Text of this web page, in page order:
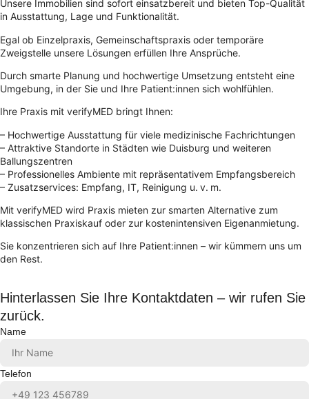
Unsere Immobilien sind sofort einsatzbereit und bieten Top-Qualität
in Ausstattung, Lage und Funktionalität.
Egal ob Einzelpraxis, Gemeinschaftspraxis oder temporäre
Zweigstelle unsere Lösungen erfüllen Ihre Ansprüche.
Durch smarte Planung und hochwertige Umsetzung entsteht eine
Umgebung, in der Sie und Ihre Patient:innen sich wohlfühlen.
Ihre Praxis mit verifyMED bringt Ihnen:
– Hochwertige Ausstattung für viele medizinische Fachrichtungen
– Attraktive Standorte in Städten wie Duisburg und weiteren
Ballungszentren
– Professionelles Ambiente mit repräsentativem Empfangsbereich
– Zusatzservices: Empfang, IT, Reinigung u. v. m.
Mit verifyMED wird Praxis mieten zur smarten Alternative zum
klassischen Praxiskauf oder zur kostenintensiven Eigenanmietung.
Sie konzentrieren sich auf Ihre Patient:innen – wir kümmern uns um
den Rest.
Hinterlassen Sie Ihre Kontaktdaten – wir rufen Sie
zurück.
Name
Telefon